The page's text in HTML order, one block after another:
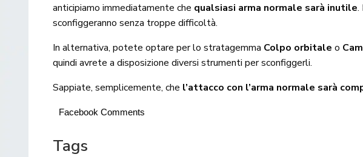
anticipiamo immediatamente che qualsiasi arma normale sarà inutile.
sconfiggeranno senza troppe difficoltà.
In alternativa, potete optare per lo stratagemma Colpo orbitale o
quindi avrete a disposizione diversi strumenti per sconfiggerli.
Sappiate, semplicemente, che l’attacco con l’arma normale sarà
Facebook Comments
Tags